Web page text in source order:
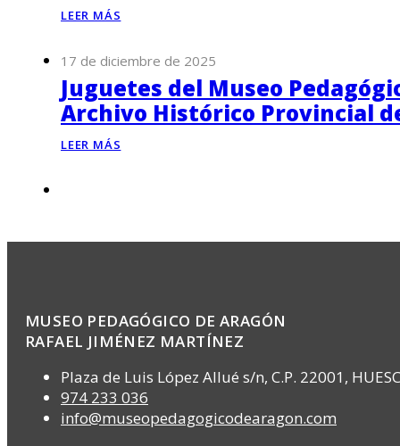
LEER MÁS
17 de diciembre de 2025
Juguetes del Museo
Archivo Histórico Provincial
LEER MÁS
MUSEO PEDAGÓGICO DE ARAGÓN
RAFAEL JIMÉNEZ MARTÍNEZ
Plaza de Luis López Allué s/n, C.P. 22001,
974 233 036
info@museopedagogicodearagon.com